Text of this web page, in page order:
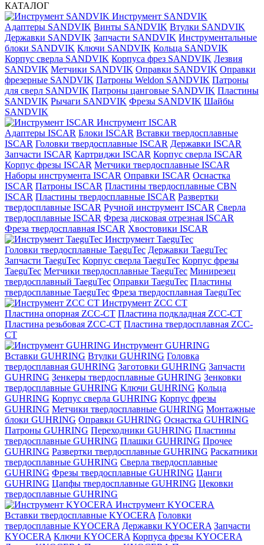
КАТАЛОГ
Инструмент SANDVIK
Адаптеры SANDVIK Винты SANDVIK Втулки SANDVIK
Державки SANDVIK Запчасти SANDVIK Инструментальные
блоки SANDVIK Ключи SANDVIK Кольца SANDVIK
Корпус сверла SANDVIK Корпуса фрез SANDVIK Лезвия
SANDVIK Метчики SANDVIK Оправки SANDVIK Оправки
фрезерные SANDVIK Патроны Weldon SANDVIK Патроны
для сверл SANDVIK Патроны цанговые SANDVIK Пластины
SANDVIK Рычаги SANDVIK Фрезы SANDVIK Шайбы
SANDVIK
Инструмент ISCAR
Адаптеры ISCAR Блоки ISCAR Вставки твердосплавные
ISCAR Головки твердосплавные ISCAR Державки ISCAR
Запчасти ISCAR Картриджи ISCAR Корпус сверла ISCAR
Корпус фрезы ISCAR Метчики твердосплавные ISCAR
Наборы инструмента ISCAR Оправки ISCAR Оснастка
ISCAR Патроны ISCAR Пластины твердосплавные CBN
ISCAR Пластины твердосплавные ISCAR Развертки
твердосплавные ISCAR Ручной инструмент ISCAR Сверла
твердосплавные ISCAR Фреза дисковая отрезная ISCAR
Фреза твердосплавная ISCAR Хвостовики ISCAR
Инструмент TaeguTec
Головки твердосплавные TaeguTec Державки TaeguTec
Запчасти TaeguTec Корпус сверла TaeguTec Корпус фрезы
TaeguTec Метчики твердосплавные TaeguTec Минирезец
твердосплавный TaeguTec Оправки TaeguTec Пластины
твердосплавные TaeguTec Фреза твердосплавная TaeguTec
Инструмент ZCС CT
Пластина опорная ZCC-CT Пластина подкладная ZCC-CT
Пластина резьбовая ZCC-CT Пластина твердосплавная ZCC-
CT
Инструмент GUHRING
Вставки GUHRING Втулки GUHRING Головка
твердосплавная GUHRING Заготовки GUHRING Запчасти
GUHRING Зенкеры твердосплавные GUHRING Зенковки
твердосплавные GUHRING Ключи GUHRING Кольца
GUHRING Корпус сверла GUHRING Корпус фрезы
GUHRING Метчики твердосплавные GUHRING Монтажные
блоки GUHRING Оправки GUHRING Оснастка GUHRING
Патроны GUHRING Переходники GUHRING Пластины
твердосплавные GUHRING Плашки GUHRING Прочее
GUHRING Развертки твердосплавные GUHRING Раскатники
твердосплавные GUHRING Сверла твердосплавные
GUHRING Фрезы твердосплавные GUHRING Цанги
GUHRING Цапфы твердосплавные GUHRING Цековки
твердосплавные GUHRING
Инструмент KYOCERA
Вставки твердосплавные KYOCERA Головки
твердосплавные KYOCERA Державки KYOCERA Запчасти
KYOCERA Ключи KYOCERA Корпуса фрезы KYOCERA